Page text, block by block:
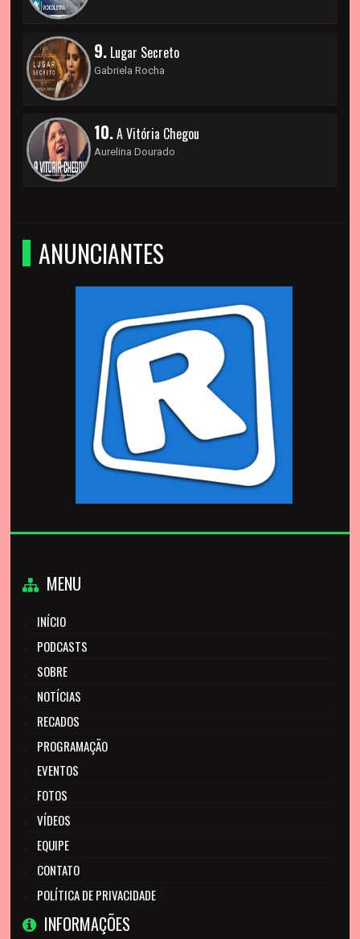
9. Lugar Secreto
Gabriela Rocha
10.A Vitória Chegou
Aurelina Dourado
ANUNCIANTES
MENU
INÍCIO
PODCASTS
SOBRE
NOTÍCIAS
RECADOS
PROGRAMAÇÃO
EVENTOS
FOTOS
VÍDEOS
EQUIPE
CONTATO
POLÍTICA DE PRIVACIDADE
INFORMAÇÕES